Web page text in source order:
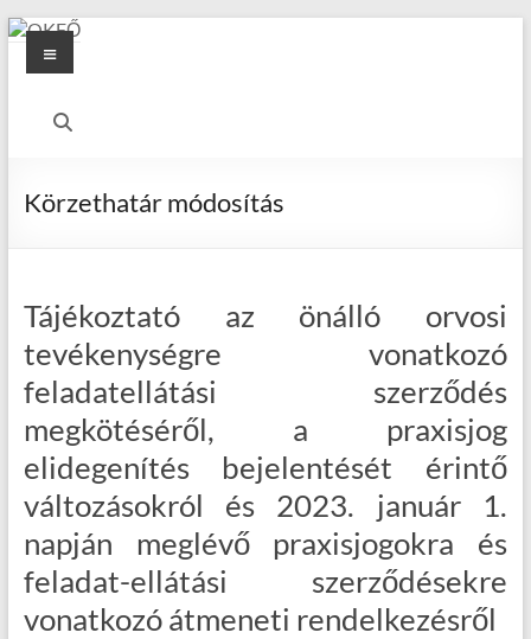
Skip
content
OKFŐ
Menu
Körzethatár módosítás
Tájékoztató az önálló orvosi
tevékenységre vonatkozó
feladatellátási szerződés
megkötéséről, a praxisjog
elidegenítés bejelentését érintő
változásokról és 2023. január 1.
napján meglévő praxisjogokra és
feladat-ellátási szerződésekre
vonatkozó átmeneti rendelkezésről